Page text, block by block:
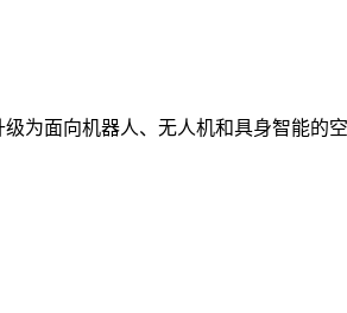
为面向机器人、无人机和具身智能的空